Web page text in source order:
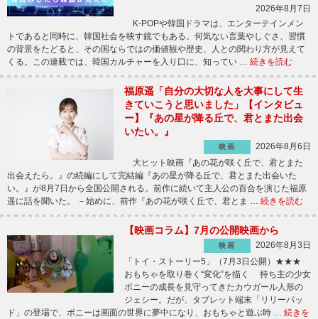
2026年8月7日
K-POPや韓国ドラマは、エンターテインメン
トであると同時に、韓国社会を映す鏡でもある。何気ない言葉やしぐさ、習慣
の背景をたどると、その国ならではの価値観や歴史、人との関わり方が見えて
くる。この連載では、韓国カルチャーを入り口に、知ってい … 続きを読む
福原遥「自分の大切な人を大事にして生
きていこうと思いました」【インタビュ
ー】『あの星が降る丘で、君とまた出会
いたい。』
映画
2026年8月6日
大ヒット映画『あの花が咲く丘で、君とまた
出会えたら。』の続編にして完結編『あの星が降る丘で、君とまた出会いた
い。』が8月7日から全国公開される。前作に続いて主人公の百合を演じた福原
遥に話を聞いた。 －始めに、前作『あの花が咲く丘で、君とま … 続きを読む
【映画コラム】7月の公開映画から
映画
2026年8月3日
「トイ・ストーリー5」（7月3日公開）★★★
おもちゃを取り巻く“変化”を描く 持ち主の少女
ボニーの成長を見守ってきたカウガール人形の
ジェシー。だが、タブレット端末「リリーパッ
ド」の登場で、ボニーは画面の世界に夢中になり、おもちゃと遊ぶ時 … 続きを